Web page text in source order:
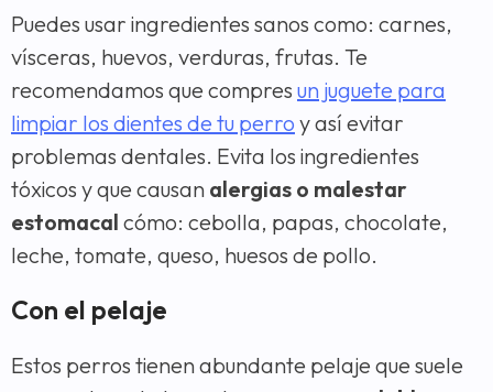
Puedes usar ingredientes sanos como: carnes,
vísceras, huevos, verduras, frutas. Te
recomendamos que compres un juguete para
limpiar los dientes de tu perro y así evitar
problemas dentales. Evita los ingredientes
tóxicos y que causan alergias o malestar
estomacal cómo: cebolla, papas, chocolate,
leche, tomate, queso, huesos de pollo.
Con el pelaje
Estos perros tienen abundante pelaje que suele